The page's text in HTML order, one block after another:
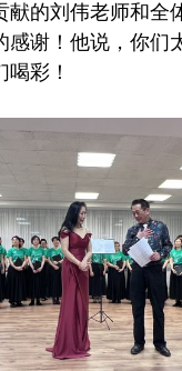
献的刘伟老师和全
感谢！他说，你们
彩！